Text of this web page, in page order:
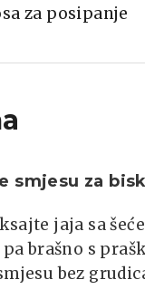
za posipanje
smjesu za
jaja sa
brašno s
bez